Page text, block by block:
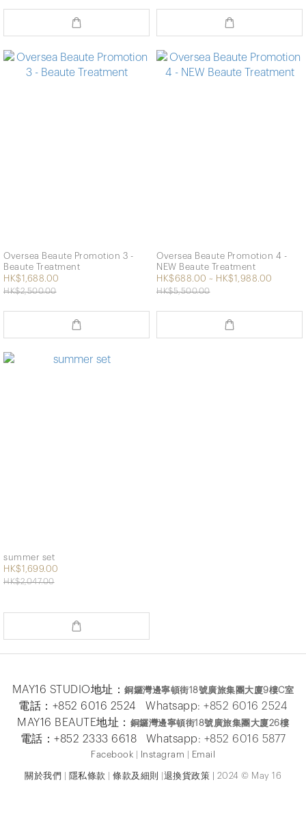
Oversea Beaute Promotion 3 -
Beaute Treatment
HK$1,688.00
HK$2,500.00
Oversea Beaute Promotion 4 -
NEW Beaute Treatment
HK$688.00 ~ HK$1,988.00
HK$5,500.00
summer set
HK$1,699.00
HK$2,047.00
MAY16 STUDIO地址：銅鑼灣邊寧頓街18號廣旅集團大廈9樓C室
電話：+852 6016 2524 Whatsapp: +852 6016 2524
MAY16 BEAUTE地址：
銅鑼灣邊寧頓街18號廣旅集團大廈26樓
電話：+852 2333 6618 Whatsapp: +852 6016 5877
Facebook Instagram Email
關於我們 隱私條款 條款及細則 退換貨政策 2024 © May 16